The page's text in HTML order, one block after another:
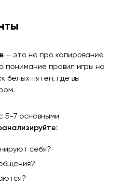
— это не про копирование
понимание правил игры на
белых пятен, где вы
5-7 основными
:
себя?